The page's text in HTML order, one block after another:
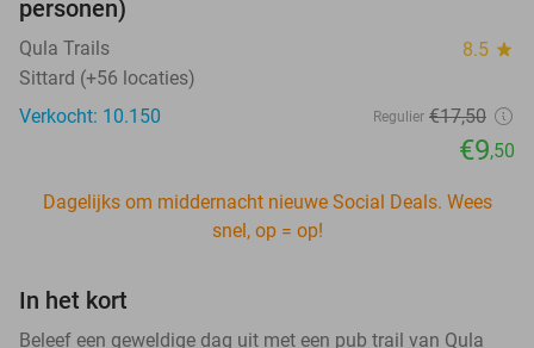
personen)
Qula Trails 8.5 star
Sittard (+56 locaties)
Verkocht: 10.150
Regulier €17,50
€9,50
Dagelijks om middernacht nieuwe Social Deals. Wees
snel, op = op!
In het kort
Beleef een geweldige dag uit met een pub trail van Qula